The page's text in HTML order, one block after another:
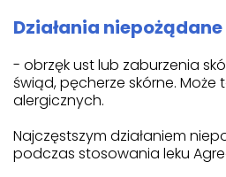
Działania
- obrzęk ust lub zaburzenia
świąd, pęcherze skórne.
alergicznych.
Najczęstszym działaniem
podczas stosowania leku